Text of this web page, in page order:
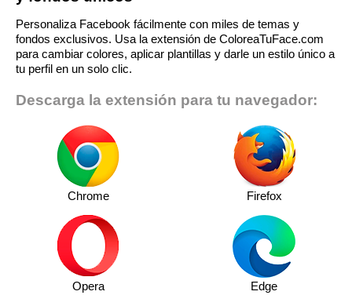
Personaliza Facebook fácilmente con miles de temas y
fondos exclusivos. Usa la extensión de ColoreaTuFace.com
para cambiar colores, aplicar plantillas y darle un estilo único a
tu perfil en un solo clic.
Descarga la extensión para tu navegador:
Chrome Firefox
Opera Edge